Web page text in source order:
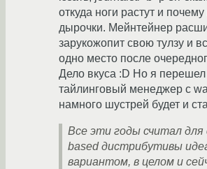
откуда ноги растут и
дырочки. Мейнтейнер
зарукожопит свою тулзу и
одно место после
Дело вкуса :D Но я
тайлинговый менеджер с
намного шустрей будет и
Все эти годы считал для
based дистрибутивы
вариантом, в целом и